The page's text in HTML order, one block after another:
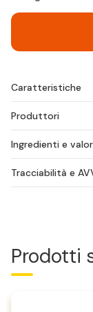
Caratteristiche
Produttori
Ingredienti e
Tracciabilità e
Prodotti